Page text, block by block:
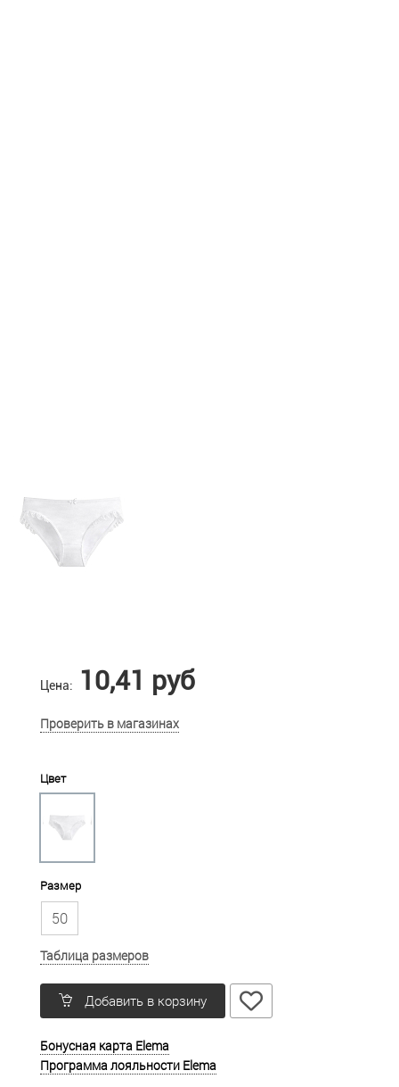
Цена: 10,41 руб
Проверить в магазинах
Цвет
Размер
50
Таблица размеров
Добавить в корзину
Бонусная карта Elema
Программа лояльности Elema